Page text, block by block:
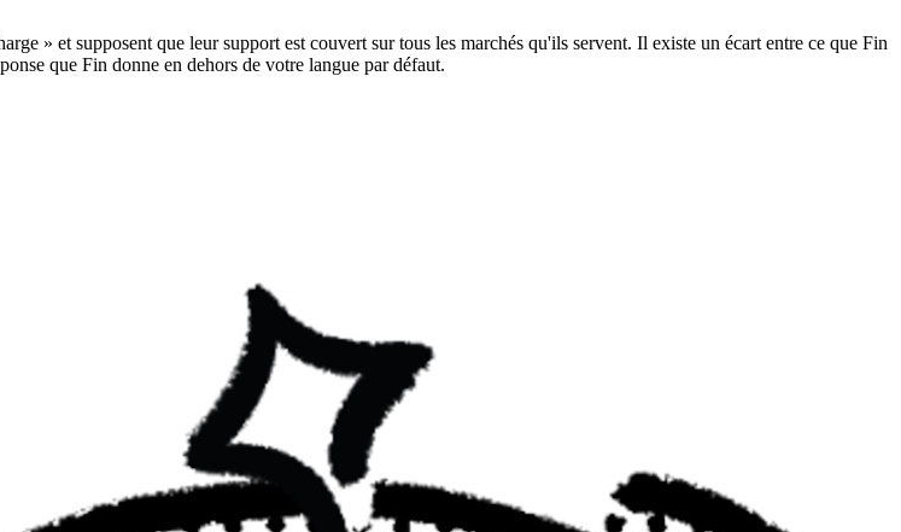
» et supposent que leur support est couvert sur tous les marchés qu'ils servent. Il existe un écart entre ce que Fin
que Fin donne en dehors de votre langue par défaut.